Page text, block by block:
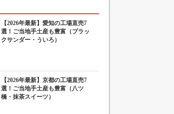
【2026年最新】愛知の工場直売7
選！ご当地手土産も豊富（ブラッ
クサンダー・ういろ）
【2026年最新】京都の工場直売7
選！ご当地手土産も豊富（八ツ
橋・抹茶スイーツ）